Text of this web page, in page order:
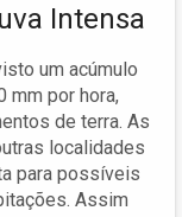
Intensa
um acúmulo
mm por hora,
de terra. As
localidades
para possíveis
Assim